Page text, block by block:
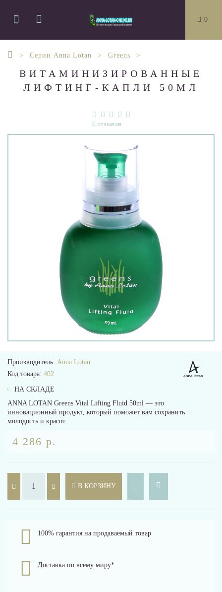
0
Серии Anna Lotan Greens
ВИТАМИНИЗИРОВАННЫЕ
ЛИФТИНГ-КАПЛИ 50МЛ
0 отзывов
Производитель: Anna Lotan
Код товара: 402
НА СКЛАДЕ
ANNA LOTAN Greens Vital Lifting Fluid 50ml — это
инновационный продукт, который поможет вам сохранить
молодость и красот..
4 286 р.
В КОРЗИНУ
100% гарантия на продаваемый товар
Доставка по всему миру*